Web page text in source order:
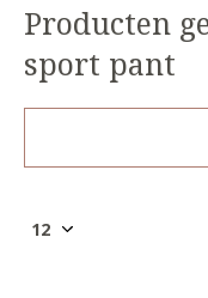
Producten
sport pant